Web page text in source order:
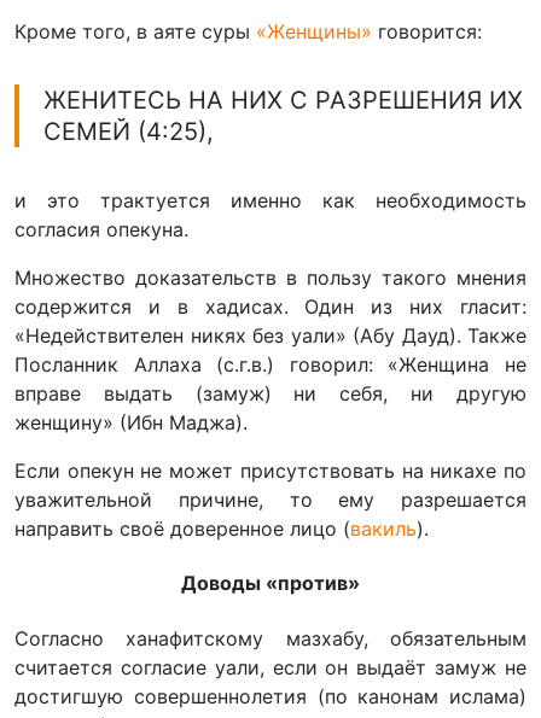
Кроме того, в аяте суры «Женщины» говорится:
ЖЕНИТЕСЬ НА НИХ С РАЗРЕШЕНИЯ ИХ
СЕМЕЙ (4:25),
и это трактуется именно как необходимость
согласия опекуна.
Множество доказательств в пользу такого мнения
содержится и в хадисах. Один из них гласит:
«Недействителен никях без уали» (Абу Дауд). Также
Посланник Аллаха (с.г.в.) говорил: «Женщина не
вправе выдать (замуж) ни себя, ни другую
женщину» (Ибн Маджа).
Если опекун не может присутствовать на никахе по
уважительной причине, то ему разрешается
направить своё доверенное лицо (вакиль).
Доводы «против»
Согласно ханафитскому мазхабу, обязательным
считается согласие уали, если он выдаёт замуж не
достигшую совершеннолетия (по канонам ислама)